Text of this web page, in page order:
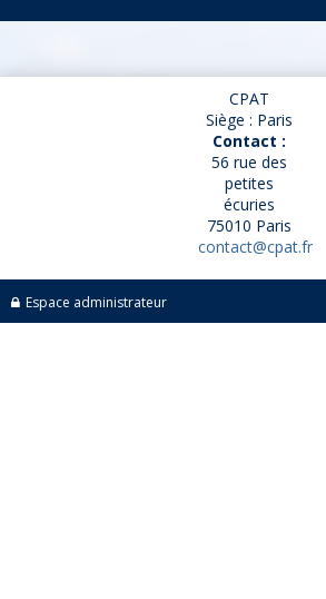
CPAT
Siège : Paris
Contact :
56 rue des
petites
écuries
75010 Paris
contact@cpat.fr
Espace administrateur